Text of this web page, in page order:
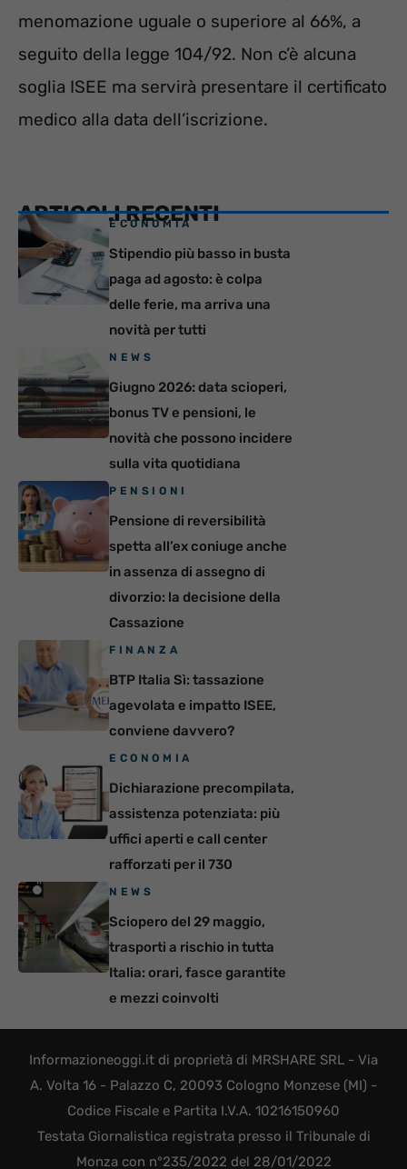
menomazione uguale o superiore al 66%, a
seguito della legge 104/92. Non c’è alcuna
soglia ISEE ma servirà presentare il certificato
medico alla data dell’iscrizione.
ARTICOLI RECENTI
ECONOMIA
Stipendio più basso in busta
paga ad agosto: è colpa
delle ferie, ma arriva una
novità per tutti
NEWS
Giugno 2026: data scioperi,
bonus TV e pensioni, le
novità che possono incidere
sulla vita quotidiana
PENSIONI
Pensione di reversibilità
spetta all’ex coniuge anche
in assenza di assegno di
divorzio: la decisione della
Cassazione
FINANZA
BTP Italia Sì: tassazione
agevolata e impatto ISEE,
conviene davvero?
ECONOMIA
Dichiarazione precompilata,
assistenza potenziata: più
uffici aperti e call center
rafforzati per il 730
NEWS
Sciopero del 29 maggio,
trasporti a rischio in tutta
Italia: orari, fasce garantite
e mezzi coinvolti
Informazioneoggi.it di proprietà di MRSHARE SRL - Via
A. Volta 16 - Palazzo C, 20093 Cologno Monzese (MI) -
Codice Fiscale e Partita I.V.A. 10216150960
Testata Giornalistica registrata presso il Tribunale di
Monza con n°235/2022 del 28/01/2022